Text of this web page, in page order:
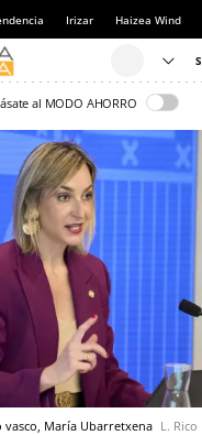
Irizar Haizea Wind
al MODO AHORRO
María Ubarretxena L. Rico